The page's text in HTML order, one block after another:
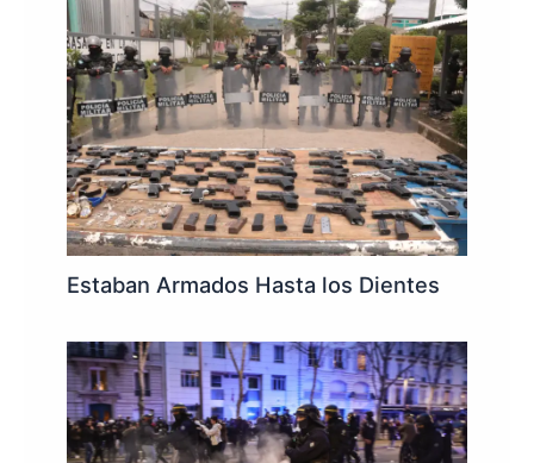
Estaban Armados Hasta los Dientes